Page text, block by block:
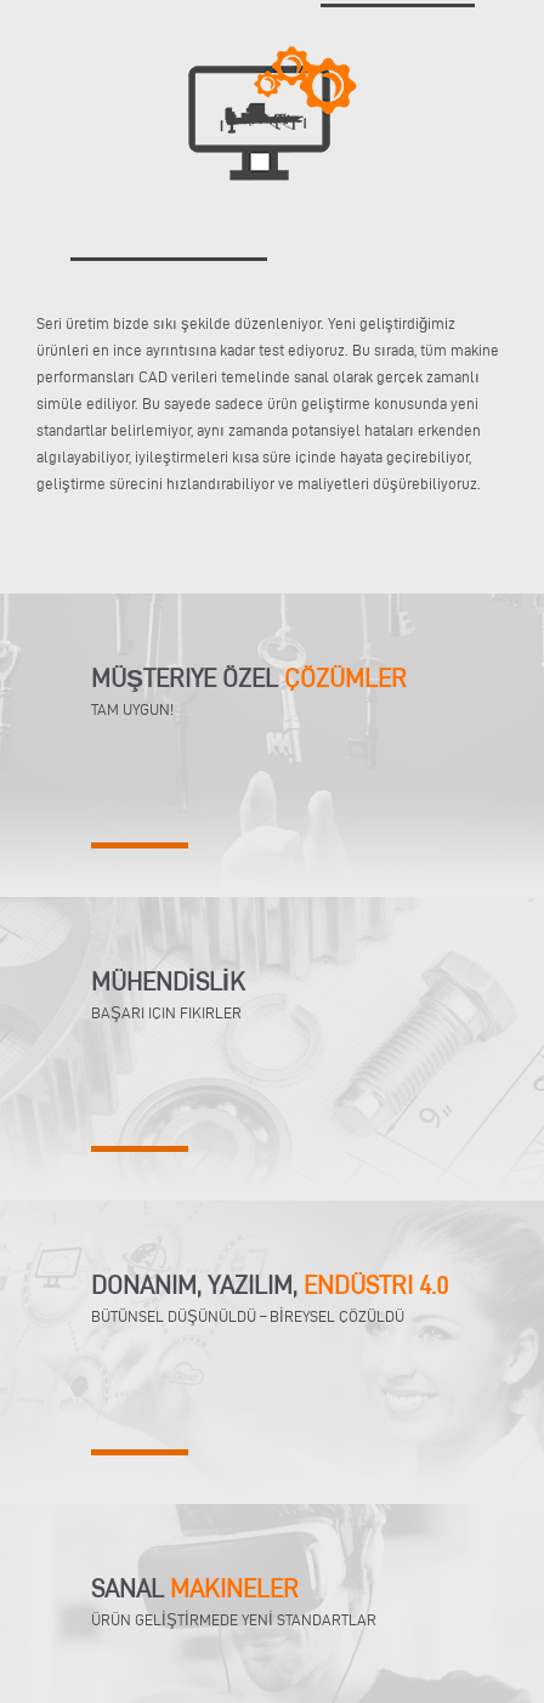
Seri üretim bizde sıkı şekilde düzenleniyor. Yeni geliştirdiğimiz
ürünleri en ince ayrıntısına kadar test ediyoruz. Bu sırada, tüm makine
performansları CAD verileri temelinde sanal olarak gerçek zamanlı
simüle ediliyor. Bu sayede sadece ürün geliştirme konusunda yeni
standartlar belirlemiyor, aynı zamanda potansiyel hataları erkenden
algılayabiliyor, iyileştirmeleri kısa süre içinde hayata geçirebiliyor,
geliştirme sürecini hızlandırabiliyor ve maliyetleri düşürebiliyoruz.
MÜŞTERIYE ÖZELÇÖZÜMLER
TAM UYGUN!
MÜHENDİSLİK
BAŞARI IÇIN FIKIRLER
DONANIM, YAZILIM, ENDÜSTRI 4.0
BÜTÜNSEL DÜŞÜNÜLDÜ – BİREYSEL ÇÖZÜLDÜ
SANAL MAKINELER
ÜRÜN GELİŞTİRMEDE YENİ STANDARTLAR